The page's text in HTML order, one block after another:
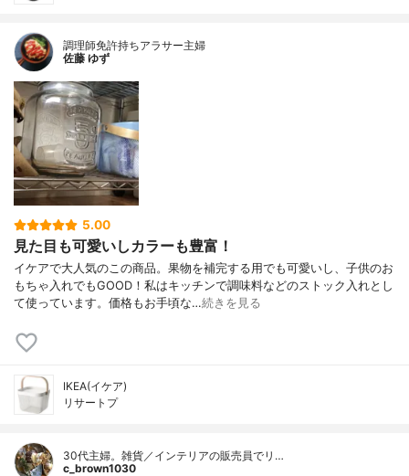
調理師免許持ちアラサー主婦
佐藤 ゆず
5.00
見た目も可愛いしカラーも豊富！
イケアで大人気のこの商品。果物を補完する用でも可愛いし、子供のお
もちゃ入れでもGOOD！私はキッチンで調味料などのストック入れとし
て使っています。価格もお手頃な…続きを見る
IKEA(イケア)
リサートプ
30代主婦。雑貨／インテリアの販売員でリ…
c_brown1030